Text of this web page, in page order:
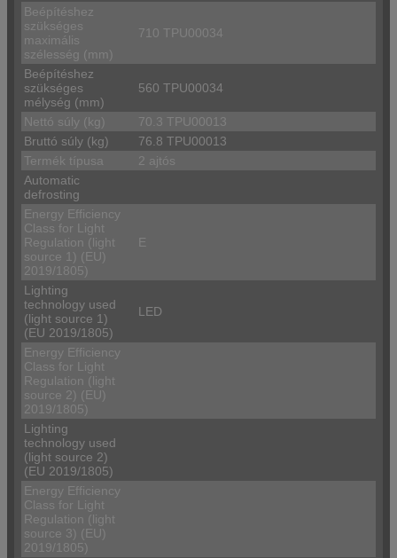
Beépítéshez
szükséges
maximális
szélesség (mm)
710 TPU00034
Beépítéshez
szükséges
mélység (mm)
560 TPU00034
Nettó súly (kg)
70.3 TPU00013
Bruttó súly (kg)
76.8 TPU00013
Termék típusa
2 ajtós
Automatic
defrosting
Energy Efficiency
Class for Light
Regulation (light
source 1) (EU)
2019/1805)
E
Lighting
technology used
(light source 1)
(EU 2019/1805)
LED
Energy Efficiency
Class for Light
Regulation (light
source 2) (EU)
2019/1805)
Lighting
technology used
(light source 2)
(EU 2019/1805)
Energy Efficiency
Class for Light
Regulation (light
source 3) (EU)
2019/1805)